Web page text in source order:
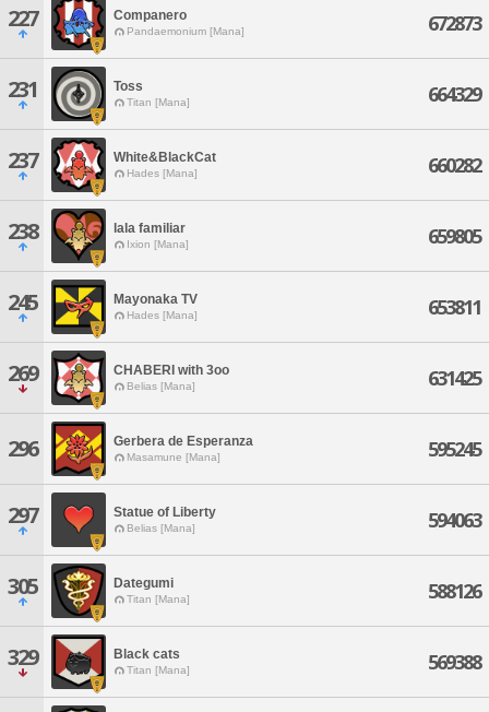
227 Companero
Pandaemonium [Mana] 672873
231 Toss
Titan [Mana] 664329
237 White&BlackCat
Hades [Mana] 660282
238 lala familiar
Ixion [Mana] 659805
245 Mayonaka TV
Hades [Mana] 653811
269 CHABERI with 3oo
Belias [Mana] 631425
296 Gerbera de Esperanza
Masamune [Mana] 595245
297 Statue of Liberty
Belias [Mana] 594063
305 Dategumi
Titan [Mana] 588126
329 Black cats
Titan [Mana] 569388